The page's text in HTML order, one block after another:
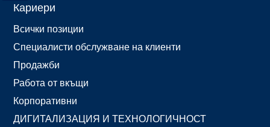
Кариери
Всички позиции
Специалисти обслужване на клиенти
Продажби
Работа от вкъщи
Корпоративни
ДИГИТАЛИЗАЦИЯ И ТЕХНОЛОГИЧНОСТ